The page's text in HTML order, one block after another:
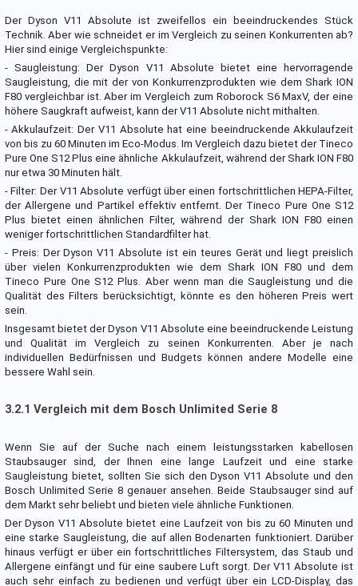
Der Dyson V11 Absolute ist zweifellos ein beeindruckendes Stück
Technik. Aber wie schneidet er im Vergleich zu seinen Konkurrenten ab?
Hier sind einige Vergleichspunkte:
- Saugleistung: Der Dyson V11 Absolute bietet eine hervorragende
Saugleistung, die mit der von Konkurrenzprodukten wie dem Shark ION
F80 vergleichbar ist. Aber im Vergleich zum Roborock S6 MaxV, der eine
höhere Saugkraft aufweist, kann der V11 Absolute nicht mithalten.
- Akkulaufzeit: Der V11 Absolute hat eine beeindruckende Akkulaufzeit
von bis zu 60 Minuten im Eco-Modus. Im Vergleich dazu bietet der Tineco
Pure One S12 Plus eine ähnliche Akkulaufzeit, während der Shark ION F80
nur etwa 30 Minuten hält.
- Filter: Der V11 Absolute verfügt über einen fortschrittlichen HEPA-Filter,
der Allergene und Partikel effektiv entfernt. Der Tineco Pure One S12
Plus bietet einen ähnlichen Filter, während der Shark ION F80 einen
weniger fortschrittlichen Standardfilter hat.
- Preis: Der Dyson V11 Absolute ist ein teures Gerät und liegt preislich
über vielen Konkurrenzprodukten wie dem Shark ION F80 und dem
Tineco Pure One S12 Plus. Aber wenn man die Saugleistung und die
Qualität des Filters berücksichtigt, könnte es den höheren Preis wert
sein.
Insgesamt bietet der Dyson V11 Absolute eine beeindruckende Leistung
und Qualität im Vergleich zu seinen Konkurrenten. Aber je nach
individuellen Bedürfnissen und Budgets können andere Modelle eine
bessere Wahl sein.
3.2.1 Vergleich mit dem Bosch Unlimited Serie 8
Wenn Sie auf der Suche nach einem leistungsstarken kabellosen
Staubsauger sind, der Ihnen eine lange Laufzeit und eine starke
Saugleistung bietet, sollten Sie sich den Dyson V11 Absolute und den
Bosch Unlimited Serie 8 genauer ansehen. Beide Staubsauger sind auf
dem Markt sehr beliebt und bieten viele ähnliche Funktionen.
Der Dyson V11 Absolute bietet eine Laufzeit von bis zu 60 Minuten und
eine starke Saugleistung, die auf allen Bodenarten funktioniert. Darüber
hinaus verfügt er über ein fortschrittliches Filtersystem, das Staub und
Allergene einfängt und für eine saubere Luft sorgt. Der V11 Absolute ist
auch sehr einfach zu bedienen und verfügt über ein LCD-Display, das